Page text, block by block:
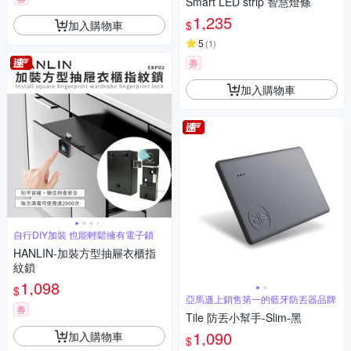
加入購物車
自行DIY加裝 也能輕鬆擁有電子鎖
HANLIN-加裝方型抽屜衣櫃指
紋鎖
$1,098
券
加入購物車
$1,235
5 (1)
券
加入購物車
亞馬遜上銷售第一的藍牙防丟器品牌
Tile 防丟小幫手-Slim-黑
$1,090